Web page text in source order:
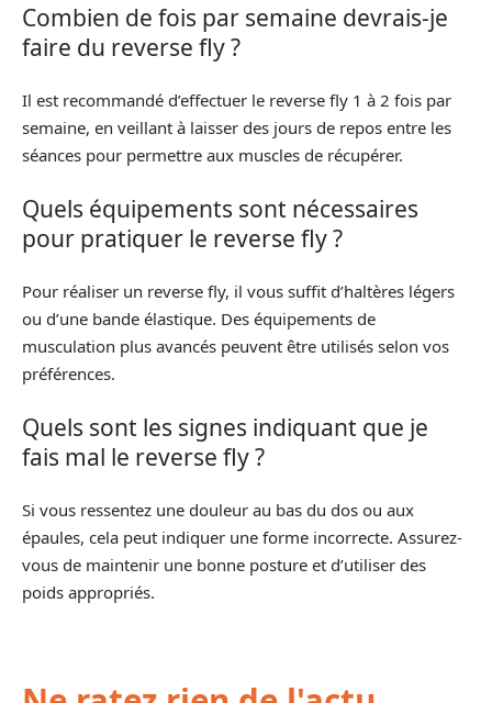
Combien de fois par semaine devrais-je
faire du reverse fly ?
Il est recommandé d’effectuer le reverse fly 1 à 2 fois par
semaine, en veillant à laisser des jours de repos entre les
séances pour permettre aux muscles de récupérer.
Quels équipements sont nécessaires
pour pratiquer le reverse fly ?
Pour réaliser un reverse fly, il vous suffit d’haltères légers
ou d’une bande élastique. Des équipements de
musculation plus avancés peuvent être utilisés selon vos
préférences.
Quels sont les signes indiquant que je
fais mal le reverse fly ?
Si vous ressentez une douleur au bas du dos ou aux
épaules, cela peut indiquer une forme incorrecte. Assurez-
vous de maintenir une bonne posture et d’utiliser des
poids appropriés.